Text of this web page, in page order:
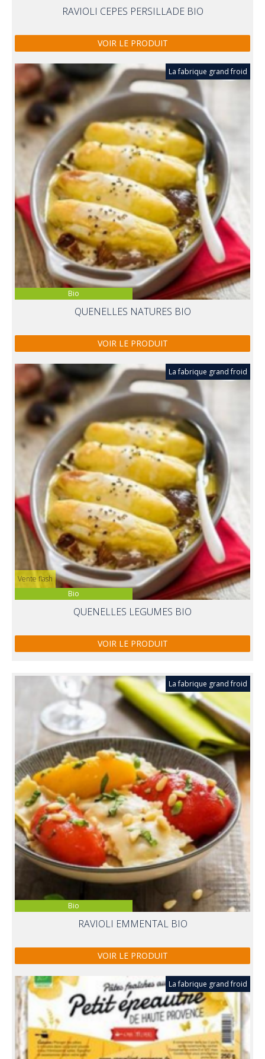
RAVIOLI CEPES PERSILLADE BIO
VOIR LE PRODUIT
La fabrique grand froid
Bio
QUENELLES NATURES BIO
VOIR LE PRODUIT
La fabrique grand froid
Bio
Vente flash
QUENELLES LEGUMES BIO
VOIR LE PRODUIT
La fabrique grand froid
Bio
RAVIOLI EMMENTAL BIO
VOIR LE PRODUIT
La fabrique grand froid